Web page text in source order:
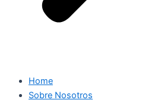
Home
Sobre Nosotros